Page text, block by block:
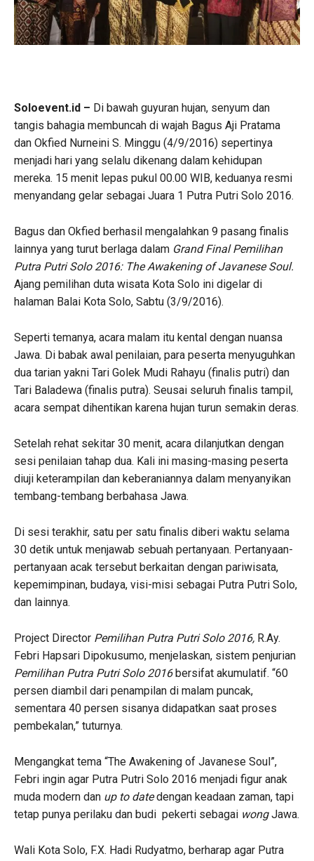
Soloevent.id – Di bawah guyuran hujan, senyum dan
tangis bahagia membuncah di wajah Bagus Aji Pratama
dan Okfied Nurneini S. Minggu (4/9/2016) sepertinya
menjadi hari yang selalu dikenang dalam kehidupan
mereka. 15 menit lepas pukul 00.00 WIB, keduanya resmi
menyandang gelar sebagai Juara 1 Putra Putri Solo 2016.
Bagus dan Okfied berhasil mengalahkan 9 pasang finalis
lainnya yang turut berlaga dalam Grand Final Pemilihan
Putra Putri Solo 2016: The Awakening of Javanese Soul.
Ajang pemilihan duta wisata Kota Solo ini digelar di
halaman Balai Kota Solo, Sabtu (3/9/2016).
Seperti temanya, acara malam itu kental dengan nuansa
Jawa. Di babak awal penilaian, para peserta menyuguhkan
dua tarian yakni Tari Golek Mudi Rahayu (finalis putri) dan
Tari Baladewa (finalis putra). Seusai seluruh finalis tampil,
acara sempat dihentikan karena hujan turun semakin deras.
Setelah rehat sekitar 30 menit, acara dilanjutkan dengan
sesi penilaian tahap dua. Kali ini masing-masing peserta
diuji keterampilan dan keberaniannya dalam menyanyikan
tembang-tembang berbahasa Jawa.
Di sesi terakhir, satu per satu finalis diberi waktu selama
30 detik untuk menjawab sebuah pertanyaan. Pertanyaan-
pertanyaan acak tersebut berkaitan dengan pariwisata,
kepemimpinan, budaya, visi-misi sebagai Putra Putri Solo,
dan lainnya.
Project Director Pemilihan Putra Putri Solo 2016, R.Ay.
Febri Hapsari Dipokusumo, menjelaskan, sistem penjurian
Pemilihan Putra Putri Solo 2016bersifat akumulatif. “60
persen diambil dari penampilan di malam puncak,
sementara 40 persen sisanya didapatkan saat proses
pembekalan,” tuturnya.
Mengangkat tema “The Awakening of Javanese Soul”,
Febri ingin agar Putra Putri Solo 2016 menjadi figur anak
muda modern dan up to datedengan keadaan zaman, tapi
tetap punya perilaku dan budi pekerti sebagai wongJawa.
Wali Kota Solo, F.X. Hadi Rudyatmo, berharap agar Putra